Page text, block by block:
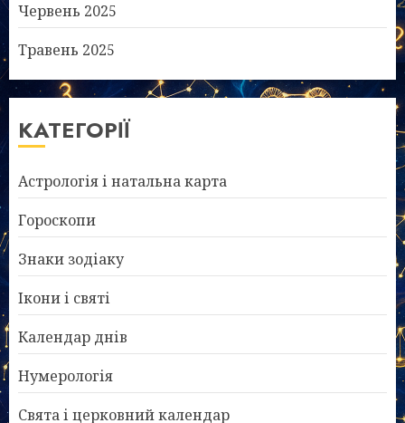
Червень 2025
Травень 2025
КАТЕГОРІЇ
Астрологія і натальна карта
Гороскопи
Знаки зодіаку
Ікони і святі
Календар днів
Нумерологія
Свята і церковний календар